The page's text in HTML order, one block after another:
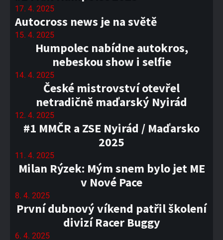
17. 4. 2025
Autocross news je na světě
15. 4. 2025
Humpolec nabídne autokros,
nebeskou show i selfie
14. 4. 2025
České mistrovství otevřel
netradičně maďarský Nyirád
12. 4. 2025
#1 MMČR a ZSE Nyirád / Maďarsko
2025
11. 4. 2025
Milan Rýzek: Mým snem bylo jet ME
v Nové Pace
8. 4. 2025
První dubnový víkend patřil školení
divizí Racer Buggy
6. 4. 2025